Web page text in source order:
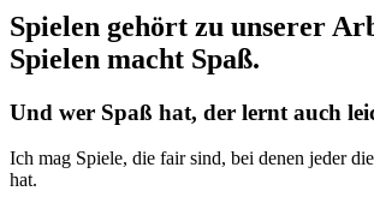
Spielen gehört zu unserer
Spielen macht Spaß.
Und wer Spaß hat, der lernt auch
Ich mag Spiele, die fair sind, bei denen jeder
hat.